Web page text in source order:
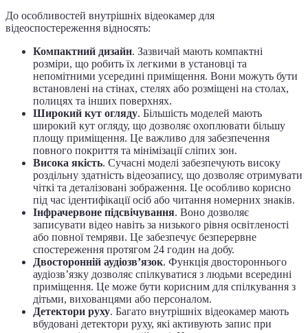
До особливостей внутрішніх відеокамер для
відеоспостереження відносять:
Компактний дизайн. Зазвичай мають компактні
розміри, що робить їх легкими в установці та
непомітними усередині приміщення. Вони можуть бути
встановлені на стінах, стелях або розміщені на столах,
полицях та інших поверхнях.
Широкий кут огляду. Більшість моделей мають
широкий кут огляду, що дозволяє охоплювати більшу
площу приміщення. Це важливо для забезпечення
повного покриття та мінімізації сліпих зон.
Висока якість. Сучасні моделі забезпечують високу
роздільну здатність відеозапису, що дозволяє отримувати
чіткі та деталізовані зображення. Це особливо корисно
під час ідентифікації осіб або читання номерних знаків.
Інфрачервоне підсвічування. Воно дозволяє
записувати відео навіть за низького рівня освітленості
або повної темряви. Це забезпечує безперервне
спостереження протягом 24 годин на добу.
Двосторонній аудіозв’язок. Функція двостороннього
аудіозв’язку дозволяє спілкуватися з людьми всередині
приміщення. Це може бути корисним для спілкування з
дітьми, вихованцями або персоналом.
Детектори руху. Багато внутрішніх відеокамер мають
вбудовані детектори руху, які активують запис при